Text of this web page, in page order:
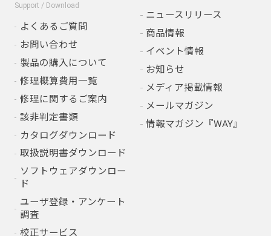
Support / Download
よくあるご質問
お問い合わせ
製品の購入について
修理概算費用一覧
修理に関するご案内
該非判定書類
カタログダウンロード
取扱説明書ダウンロード
ソフトウェアダウンロー
ド
ユーザ登録・アンケート
調査
校正サービス
ニュースリリース
商品情報
イベント情報
お知らせ
メディア掲載情報
メールマガジン
情報マガジン『WAY』